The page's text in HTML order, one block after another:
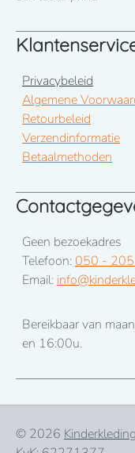
Privacybeleid
Algemene
Retourbeleid
Verzendinformatie
Betaalmethoden
Geen bezoekadres
Telefoon: 050 -
Email:
Bereikbaar van
en 16:00u.
© 2026